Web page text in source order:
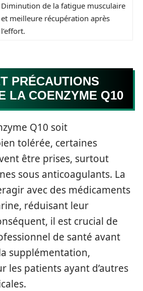
Diminution de la fatigue musculaire
et meilleure récupération après
l’effort.
PRÉCAUTIONS
LA COENZYME Q10
Q10 soit
tolérée, certaines
être prises, surtout
sous anticoagulants. La
avec des médicaments
réduisant leur
il est crucial de
de santé avant
supplémentation,
les patients ayant d’autres